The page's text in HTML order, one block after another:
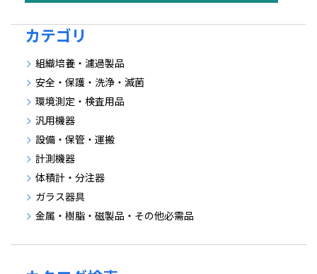
カテゴリ
組織培養・濾過製品
安全・保護・洗浄・滅菌
環境測定・検査用品
汎用機器
設備・保管・運搬
計測機器
体積計・分注器
ガラス器具
金属・樹脂・磁製品・その他必需品